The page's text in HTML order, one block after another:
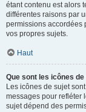
étant contenu est alors
différentes raisons par
permissions accordées
vos propres sujets.
Haut
Que sont les icônes de
Les icônes de sujet
messages pour refléter
sujet dépend des